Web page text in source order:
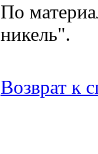
По
никель".
Возврат к